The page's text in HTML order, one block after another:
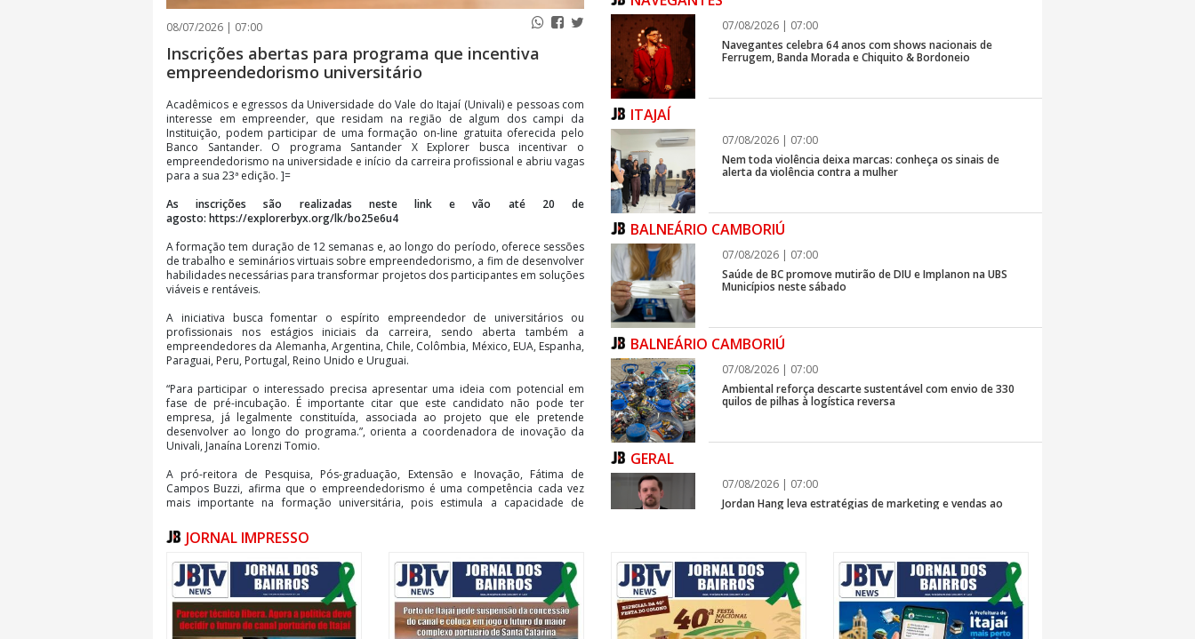
08/07/2026 | 07:00
Inscrições abertas para programa que incentiva
empreendedorismo universitário
Acadêmicos e egressos da Universidade do Vale do Itajaí (Univali) e pessoas com
interesse em empreender, que residam na região de algum dos campi da
Instituição, podem participar de uma formação on-line gratuita oferecida pelo
Banco Santander. O programa Santander X Explorer busca incentivar o
empreendedorismo na universidade e início da carreira profissional e abriu vagas
para a sua 23ª edição. ]=
As inscrições são realizadas neste link e vão até 20 de
agosto: https://explorerbyx.org/lk/bo25e6u4
A formação tem duração de 12 semanas e, ao longo do período, oferece sessões
de trabalho e seminários virtuais sobre empreendedorismo, a fim de desenvolver
habilidades necessárias para transformar projetos dos participantes em soluções
viáveis e rentáveis.
A iniciativa busca fomentar o espírito empreendedor de universitários ou
profissionais nos estágios iniciais da carreira, sendo aberta também a
empreendedores da Alemanha, Argentina, Chile, Colômbia, México, EUA, Espanha,
Paraguai, Peru, Portugal, Reino Unido e Uruguai.
“Para participar o interessado precisa apresentar uma ideia com potencial em
fase de pré-incubação. É importante citar que este candidato não pode ter
empresa, já legalmente constituída, associada ao projeto que ele pretende
desenvolver ao longo do programa.”, orienta a coordenadora de inovação da
Univali, Janaína Lorenzi Tomio.
A pró-reitora de Pesquisa, Pós-graduação, Extensão e Inovação, Fátima de
Campos Buzzi, afirma que o empreendedorismo é uma competência cada vez
mais importante na formação universitária, pois estimula a capacidade de
“Como parceiros deste programa, ajudamos a ampliar o acesso da nossa
comunidade acadêmica a uma experiência que conecta participantes de
diferentes países e incentiva a implementação de ideias inovadoras. A Instituição
de Ensino se mantém comprometida com a formação de profissionais
preparados para identificar oportunidades, criar negócios de impacto e
contribuir para o desenvolvimento econômico e social.", afirmou Buzzi.
Saiba mais
07/08/2026 | 07:00
Navegantes celebra 64 anos com shows nacionais de
Ferrugem, Banda Morada e Chiquito & Bordoneio
ITAJAÍ
07/08/2026 | 07:00
Nem toda violência deixa marcas: conheça os sinais de
alerta da violência contra a mulher
BALNEÁRIO CAMBORIÚ
07/08/2026 | 07:00
Saúde de BC promove mutirão de DIU e Implanon na UBS
Municípios neste sábado
BALNEÁRIO CAMBORIÚ
07/08/2026 | 07:00
Ambiental reforça descarte sustentável com envio de 330
quilos de pilhas à logística reversa
GERAL
07/08/2026 | 07:00
Jordan Hang leva estratégias de marketing e vendas ao
ITAPEMA
07/08/2026 | 07:00
Prefeitura de Itapema segue com credenciamento aberto
para artistas e produtores culturais
JORNAL IMPRESSO